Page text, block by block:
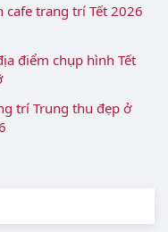
cafe trang trí Tết 2026
điểm chụp hình Tết
trí Trung thu đẹp ở